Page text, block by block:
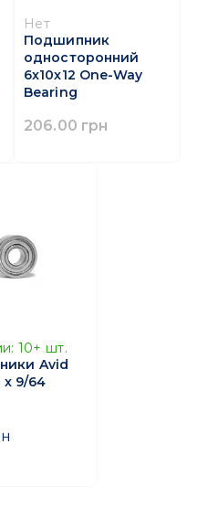
Нет
Подшипник
односторонний
6x10x12 One-Way
Bearing
206.00 грн
10+ шт.
Avid
x 9/64